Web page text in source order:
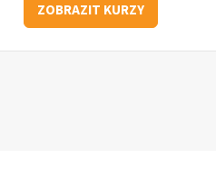
ZOBRAZIT KURZY